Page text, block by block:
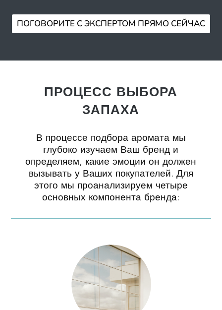
ПОГОВОРИТЕ С ЭКСПЕРТОМ ПРЯМО СЕЙЧАС
ПРОЦЕСС ВЫБОРА
ЗАПАХА
В процессе подбора аромата мы
глубоко изучаем Ваш бренд и
определяем, какие эмоции он должен
вызывать у Ваших покупателей. Для
этого мы проанализируем четыре
основных компонента бренда: